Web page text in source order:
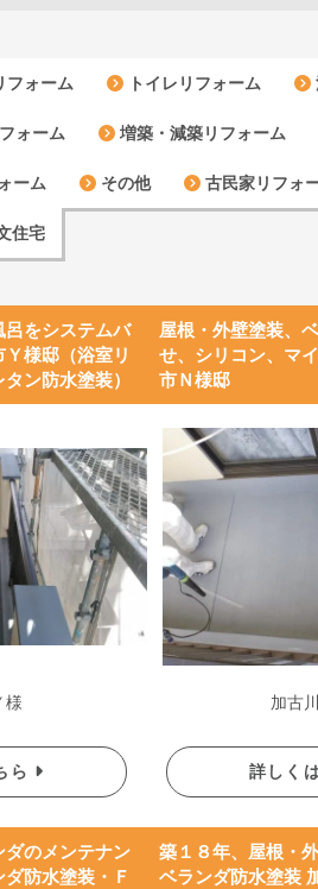
フォーム トイレリフォーム
ォーム 増築・減築リフォーム
ーム その他 古民家リフォ
住宅
呂をシステムバ
様邸（浴室リ
ン防水塗装）
様
ら
屋根・外壁塗装、
せ、シリコン、マ
市Ｎ様邸
加古
詳しく
ダのメンテナン
防水塗装・Ｆ
築１８年、屋根・
ベランダ防水塗装